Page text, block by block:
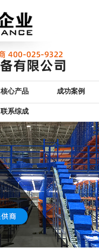
核心产品 成功案例
联系综成